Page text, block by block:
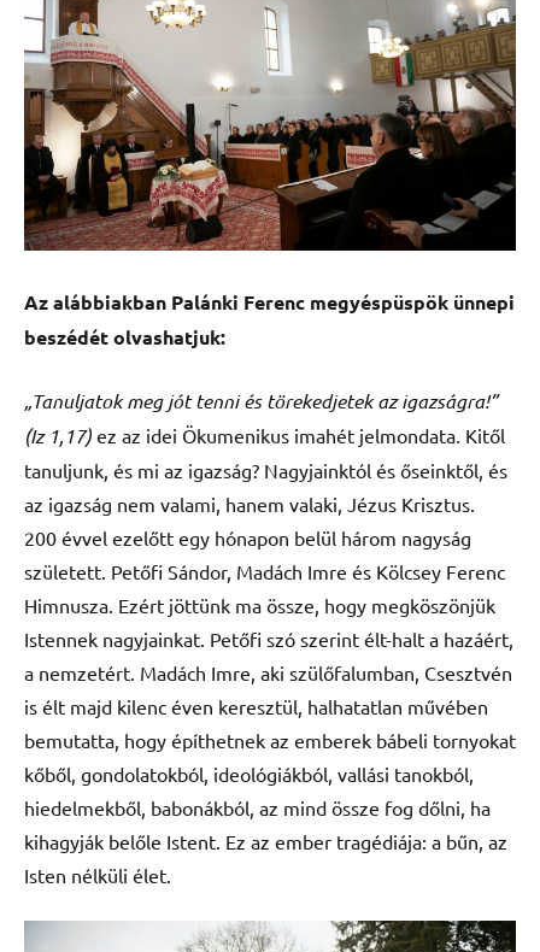
Az alábbiakban Palánki Ferenc megyéspüspök ünnepi
beszédét olvashatjuk:
„Tanuljatok meg jót tenni és törekedjetek az igazságra!”
(Iz 1,17) ez az idei Ökumenikus imahét jelmondata. Kitől
tanuljunk, és mi az igazság? Nagyjainktól és őseinktől, és
az igazság nem valami, hanem valaki, Jézus Krisztus.
200 évvel ezelőtt egy hónapon belül három nagyság
született. Petőfi Sándor, Madách Imre és Kölcsey Ferenc
Himnusza. Ezért jöttünk ma össze, hogy megköszönjük
Istennek nagyjainkat. Petőfi szó szerint élt-halt a hazáért,
a nemzetért. Madách Imre, aki szülőfalumban, Csesztvén
is élt majd kilenc éven keresztül, halhatatlan művében
bemutatta, hogy építhetnek az emberek bábeli tornyokat
kőből, gondolatokból, ideológiákból, vallási tanokból,
hiedelmekből, babonákból, az mind össze fog dőlni, ha
kihagyják belőle Istent. Ez az ember tragédiája: a bűn, az
Isten nélküli élet.